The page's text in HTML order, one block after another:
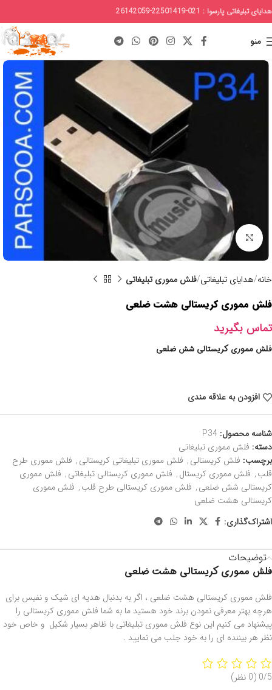
هدایای تبلیغاتی پارسوا : 021-22501419-26142059
منو
برای بزرگنمایی کلیک کنید
خانه هدایای تبلیغاتی فلش مموری تبلیغاتی
فلش مموری کریستالی هشت ضلعی
تماس بگیرید
فلش مموری کریستالی شش ضلعی
افزودن به علاقه مندی
شناسه محصول: P34
دسته: فلش مموری تبلیغاتی
برچسب: فلش کریستالی, فلش مموری تبلیغاتی کریستالی, فلش مموری طرح
قلب, فلش مموری کریستال, فلش مموری کریستالی تبلیغاتی, فلش مموری
کریستالی شش ضلعی, فلش مموری کریستالی طرح قلب, فلش مموری
کریستالی هشت ضلعی
اشتراک‌گذاری:
توضیحات
فلش مموری کریستالی هشت ضلعی
فلش مموری کریستالی هشت ضلعی ، اگر به بدنبال هدیه ای شیک و نفیس برای
هرچه بهتر معرفی نمودن برند خود هستید ما به شما فلش مموری کریستالی را
پیشنهاد می کنیم این نوع فلش مموری تبلیغاتی با ظاهر بسیار شکیل و خاص خود
نظر هر بیننده ای را به خود جلب می نمایید .
0/5 (0 نظر)